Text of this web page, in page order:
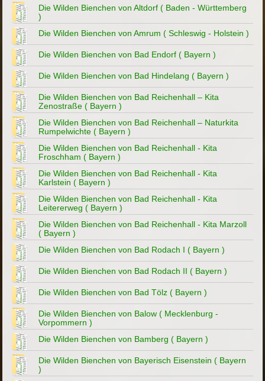
Die Wilden Bienchen von Altdorf ( Baden - Württemberg
)
Die Wilden Bienchen von Amrum ( Schleswig - Holstein )
Die Wilden Bienchen von Bad Endorf ( Bayern )
Die Wilden Bienchen von Bad Hindelang ( Bayern )
Die Wilden Bienchen von Bad Reichenhall – Kita
Zenostraße ( Bayern )
Die Wilden Bienchen von Bad Reichenhall – Naturkita
Rumpelwichte ( Bayern )
Die Wilden Bienchen von Bad Reichenhall - Kita
Froschham ( Bayern )
Die Wilden Bienchen von Bad Reichenhall - Kita
Karlstein ( Bayern )
Die Wilden Bienchen von Bad Reichenhall - Kita
Leitererweg ( Bayern )
Die Wilden Bienchen von Bad Reichenhall - Kita Marzoll
( Bayern )
Die Wilden Bienchen von Bad Rodach I ( Bayern )
Die Wilden Bienchen von Bad Rodach II ( Bayern )
Die Wilden Bienchen von Bad Tölz ( Bayern )
Die Wilden Bienchen von Balow ( Mecklenburg -
Vorpommern )
Die Wilden Bienchen von Bamberg ( Bayern )
Die Wilden Bienchen von Bayerisch Eisenstein ( Bayern
)